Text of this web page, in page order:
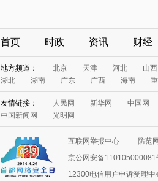
首页 时政 资讯 财经
地方频道： 北京 天津 河北
山西
湖北
湖南 广东 广西 海南
友情链接： 人民网 新华网
中国网
中国新闻网
光明网
互联网举报中心
防范
京公网安备110105000081
12300电信用户申诉受理中